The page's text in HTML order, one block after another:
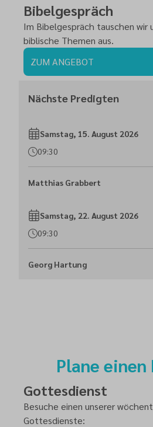
Bibelgespräch
Im Bibelgespräch tauschen wir
biblische Themen aus.
ZUM ANGEBOT
Nächste Predigten
Samstag, 15. August 2026
09:30
Matthias Grabbert
Samstag, 22. August 2026
09:30
Georg Hartung
Plane einen
Gottesdienst
Besuche einen unserer
Gottesdienste: